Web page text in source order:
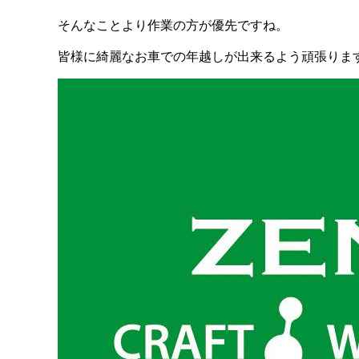
そんなことより作業の方が優先ですね。
皆様に綺麗なお車での年越しが出来るよう頑張りま